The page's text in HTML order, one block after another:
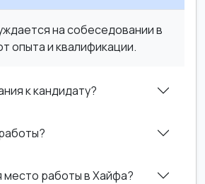
на собеседовании в
опыта и квалификации.
к кандидату?
место работы в Хайфа?